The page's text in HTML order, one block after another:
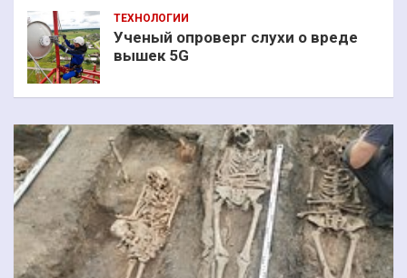
ТЕХНОЛОГИИ
Ученый опроверг слухи о вреде
вышек 5G